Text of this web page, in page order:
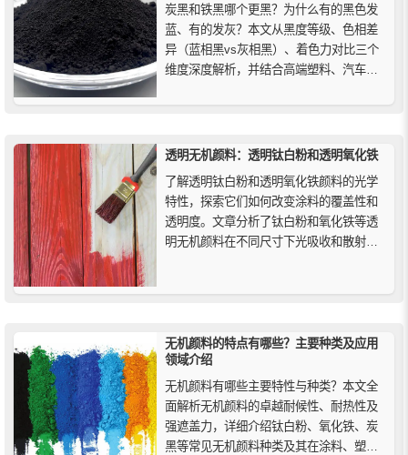
炭黑和铁黑哪个更黑？为什么有的黑色发
蓝、有的发灰？本文从黑度等级、色相差
异（蓝相黑vs灰相黑）、着色力对比三个
维度深度解析，并结合高端塑料、汽车内
透明无机颜料：透明钛白粉和透明氧化铁
了解透明钛白粉和透明氧化铁颜料的光学
特性，探索它们如何改变涂料的覆盖性和
透明度。文章分析了钛白粉和氧化铁等透
明无机颜料在不同尺寸下光吸收和散射方
无机颜料的特点有哪些？主要种类及应用
领域介绍
无机颜料有哪些主要特性与种类？本文全
面解析无机颜料的卓越耐候性、耐热性及
强遮盖力，详细介绍钛白粉、氧化铁、炭
黑等常见无机颜料种类及其在涂料、塑